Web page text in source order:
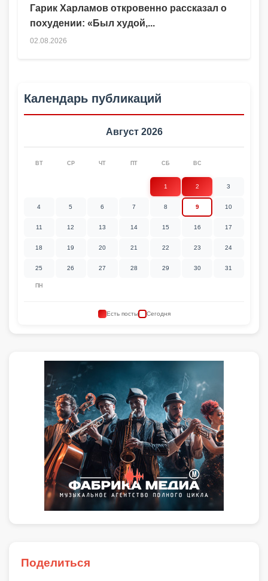
Гарик Харламов откровенно рассказал о
похудении: «Был худой,...
02.08.2026
Календарь публикаций
Август 2026
ПН
ВТ СР ЧТ ПТ СБ ВС
1 2 3
4 5 6 7 8 9 10
11 12 13 14 15 16 17
18 19 20 21 22 23 24
25 26 27 28 29 30 31
Есть посты Сегодня
Поделиться